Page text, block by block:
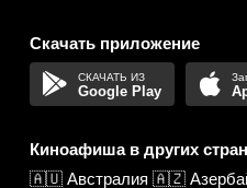
Скачать приложение
Google Play
Киноафиша в других
🇦🇺 Австралия 🇦🇿